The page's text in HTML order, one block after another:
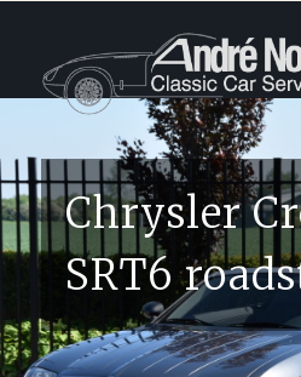
Chrysler
SRT6